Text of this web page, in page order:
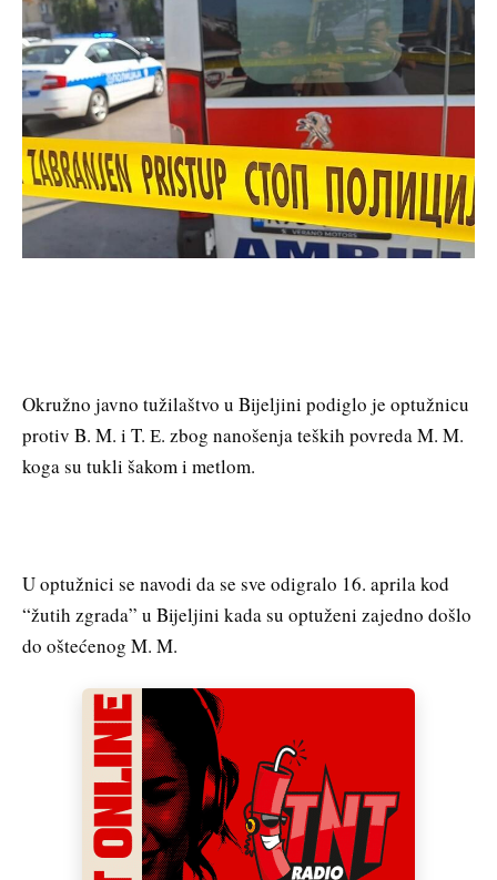
Okružno javno tužilaštvo u Bijeljini podiglo je optužnicu
protiv B. M. i T. Е. zbog nanošenja teških povreda M. M.
koga su tukli šakom i metlom.
U optužnici se navodi da se sve odigralo 16. aprila kod
“žutih zgrada” u Bijeljini kada su optuženi zajedno došlo
do oštećenog M. M.